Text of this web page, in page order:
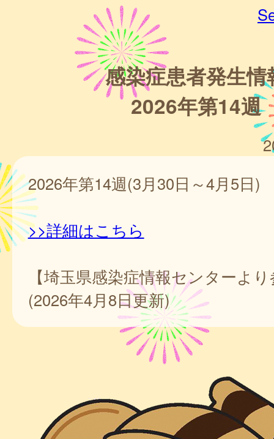
感染症患者発生情
2026年第14週
2026年第14週(3月30日～4月5日)
>>詳細はこちら
【埼玉県感染症情報センターよ
(2026年4月8日更新)